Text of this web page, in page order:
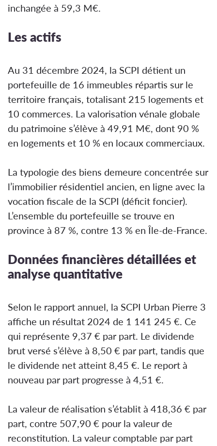
inchangée à 59,3 M€.
Les actifs
Au 31 décembre 2024, la SCPI détient un
portefeuille de 16 immeubles répartis sur le
territoire français, totalisant 215 logements et
10 commerces. La valorisation vénale globale
du patrimoine s’élève à 49,91 M€, dont 90 %
en logements et 10 % en locaux commerciaux.
La typologie des biens demeure concentrée sur
l’immobilier résidentiel ancien, en ligne avec la
vocation fiscale de la SCPI (déficit foncier).
L’ensemble du portefeuille se trouve en
province à 87 %, contre 13 % en Île-de-France.
Données financières détaillées et
analyse quantitative
Selon le rapport annuel, la SCPI Urban Pierre 3
affiche un résultat 2024 de 1 141 245 €. Ce
qui représente 9,37 € par part. Le dividende
brut versé s’élève à 8,50 € par part, tandis que
le dividende net atteint 8,45 €. Le report à
nouveau par part progresse à 4,51 €.
La valeur de réalisation s’établit à 418,36 € par
part, contre 507,90 € pour la valeur de
reconstitution. La valeur comptable par part